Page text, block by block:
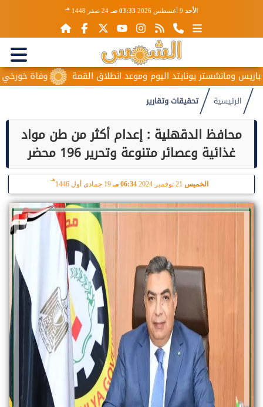
الأحد 03:33 صـ 24 صفر 1448 هـ
وفاة خورخي ميسي والد نجم وموعد انطلاق القمة
الرئيسية تحقيقات وتقارير
محافظ الدقهلية : إعدام أكثر من طن مواد
غذائية وعصائر متنوعة وتحرير 196 محضر
الخميس 06:34 مـ 19 جمادى أول 1446
هـ